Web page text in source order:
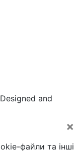
and
×
файли та інші